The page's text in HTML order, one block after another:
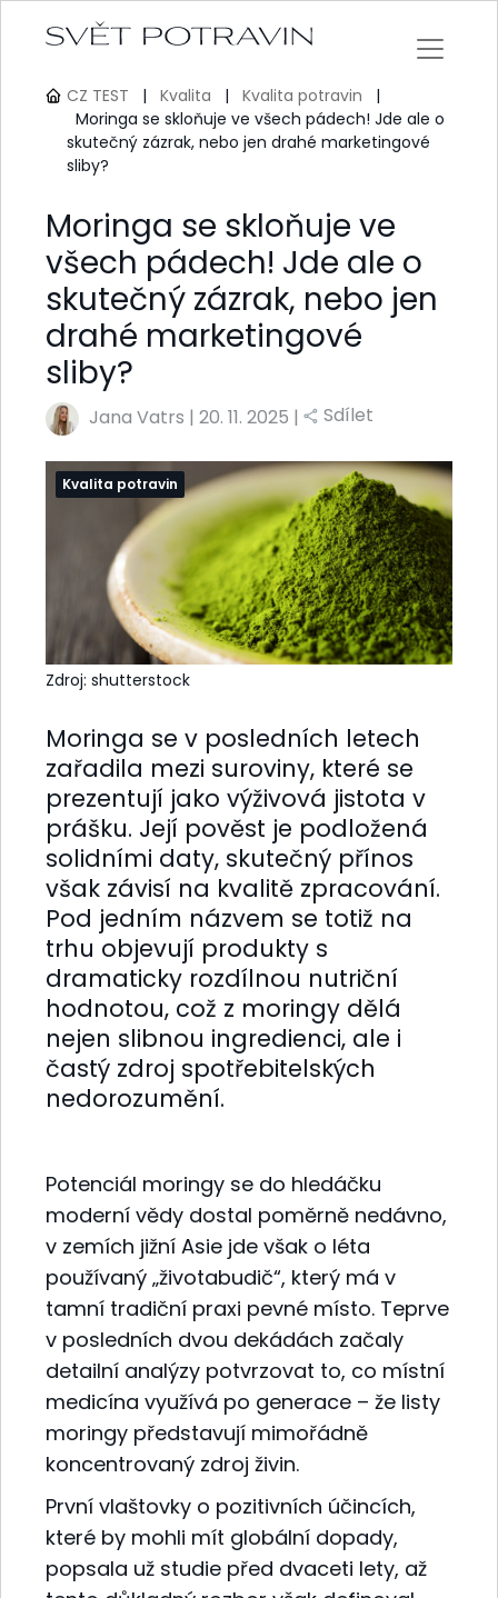
CZ TEST | Kvalita | Kvalita potravin
|
Moringa se skloňuje ve všech pádech! Jde ale o
skutečný zázrak, nebo jen drahé marketingové
sliby?
Moringa se skloňuje ve
všech pádech! Jde ale o
skutečný zázrak, nebo jen
drahé marketingové
sliby?
Jana Vatrs | 20. 11. 2025 | Sdílet
Kvalita potravin
Zdroj: shutterstock
Moringa se v posledních letech
zařadila mezi suroviny, které se
prezentují jako výživová jistota v
prášku. Její pověst je podložená
solidními daty, skutečný přínos
však závisí na kvalitě zpracování.
Pod jedním názvem se totiž na
trhu objevují produkty s
dramaticky rozdílnou nutriční
hodnotou, což z moringy dělá
nejen slibnou ingredienci, ale i
častý zdroj spotřebitelských
nedorozumění.
Potenciál moringy se do hledáčku
moderní vědy dostal poměrně nedávno,
v zemích jižní Asie jde však o léta
používaný „životabudič“, který má v
tamní tradiční praxi pevné místo. Teprve
v posledních dvou dekádách začaly
detailní analýzy potvrzovat to, co místní
medicína využívá po generace – že listy
moringy představují mimořádně
koncentrovaný zdroj živin.
První vlaštovky o pozitivních účincích,
které by mohli mít globální dopady,
popsala už studie před dvaceti lety, až